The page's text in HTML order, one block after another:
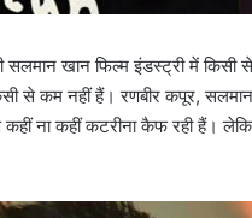
सलमान खान फिल्म इंडस्ट्री में किसी
से कम नहीं हैं। रणबीर कपूर,
कहीं ना कहीं कटरीना कैफ रही हैं।